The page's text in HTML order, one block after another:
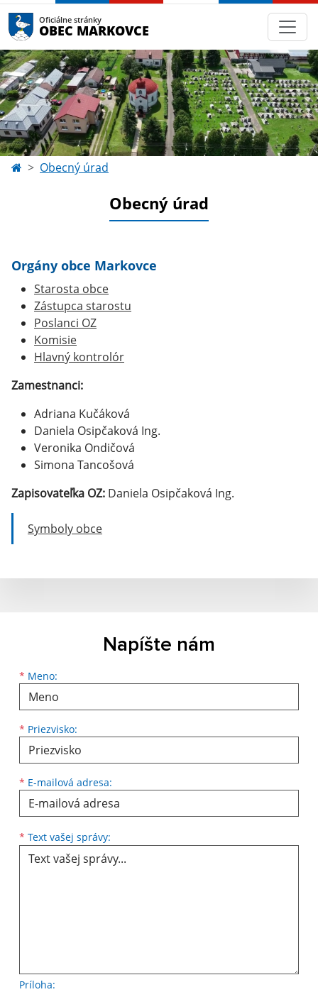
Oficiálne stránky
OBEC MARKOVCE
Obecný úrad
Obecný úrad
Orgány obce Markovce
Starosta obce
Zástupca starostu
Poslanci OZ
Komisie
Hlavný kontrolór
Zamestnanci:
Adriana Kučáková
Daniela Osipčaková Ing.
Veronika Ondičová
Simona Tancošová
Zapisovateľka OZ: Daniela Osipčaková Ing.
Symboly obce
Napíšte nám
* Meno:
* Priezvisko:
* E-mailová adresa:
* Text vašej správy:
Príloha: